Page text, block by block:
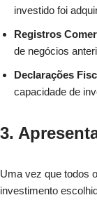
investido foi
Registros
de negócios
Declarações
capacidade de
3.
Uma vez que todos
investimento